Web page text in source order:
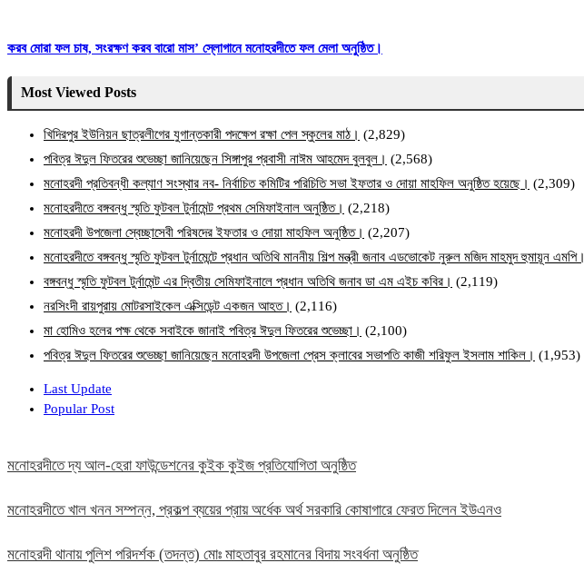
করব মোরা ফল চাষ, সংরক্ষণ করব বারো মাস’ স্লোগানে মনোহরদীতে ফল মেলা অনুষ্ঠিত।
Most Viewed Posts
খিদিরপুর ইউনিয়ন ছাত্রলীগের যুগান্তকারী পদক্ষেপ রক্ষা পেল স্কুলের মাঠ। (2,829)
পবিত্র ঈদুল ফিতরের শুভেচ্ছা জানিয়েছেন সিঙ্গাপুর প্রবাসী নাঈম আহমেদ বুলবুল। (2,568)
মনোহরদী প্রতিবন্ধী কল্যাণ সংস্থার নব- নির্বাচিত কমিটির পরিচিতি সভা ইফতার ও দোয়া মাহফিল অনুষ্ঠিত হয়েছে। (2,309)
মনোহরদীতে বঙ্গবন্ধু স্মৃতি ফুটবল টুর্নামেন্ট প্রথম সেমিফাইনাল অনুষ্ঠিত। (2,218)
মনোহরদী উপজেলা স্বেচ্ছাসেবী পরিষদের ইফতার ও দোয়া মাহফিল অনুষ্ঠিত। (2,207)
মনোহরদীতে বঙ্গবন্ধু স্মৃতি ফুটবল টুর্নামেন্টে প্রধান অতিথি মাননীয় শিল্প মন্ত্রী জনাব এডভোকেট নুরুল মজিদ মাহমুদ হুমায়ূন এমপি।
বঙ্গবন্ধু স্মৃতি ফুটবল টুর্নামেন্ট এর দ্বিতীয় সেমিফাইনালে প্রধান অতিথি জনাব ডা এম এইচ কবির। (2,119)
নরসিংদী রায়পুরায় মোটরসাইকেল এক্সিডেন্ট একজন আহত। (2,116)
মা হোমিও হলের পক্ষ থেকে সবাইকে জানাই পবিত্র ঈদুল ফিতরের শুভেচ্ছা। (2,100)
পবিত্র ঈদুল ফিতরের শুভেচ্ছা জানিয়েছেন মনোহরদী উপজেলা প্রেস ক্লাবের সভাপতি কাজী শরিফুল ইসলাম শাকিল। (1,953)
Last Update
Popular Post
মনোহরদীতে দ্য আল-হেরা ফাউন্ডেশনের কুইক কুইজ প্রতিযোগিতা অনুষ্ঠিত
মনোহরদীতে খাল খনন সম্পন্ন, প্রকল্প ব্যয়ের প্রায় অর্ধেক অর্থ সরকারি কোষাগারে ফেরত দিলেন ইউএনও
মনোহরদী থানায় পুলিশ পরিদর্শক (তদন্ত) মোঃ মাহতাবুর রহমানের বিদায় সংবর্ধনা অনুষ্ঠিত